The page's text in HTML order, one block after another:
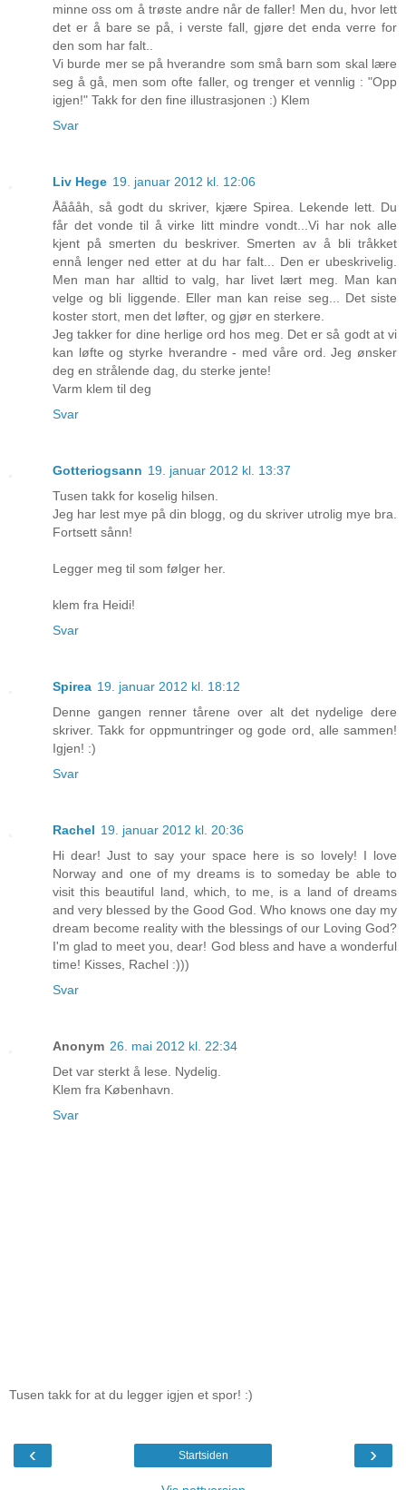
minne oss om å trøste andre når de faller! Men du, hvor lett
det er å bare se på, i verste fall, gjøre det enda verre for
den som har falt..
Vi burde mer se på hverandre som små barn som skal lære
seg å gå, men som ofte faller, og trenger et vennlig : "Opp
igjen!" Takk for den fine illustrasjonen :) Klem
Svar
Liv Hege 19. januar 2012 kl. 12:06
Ååååh, så godt du skriver, kjære Spirea. Lekende lett. Du
får det vonde til å virke litt mindre vondt...Vi har nok alle
kjent på smerten du beskriver. Smerten av å bli tråkket
ennå lenger ned etter at du har falt... Den er ubeskrivelig.
Men man har alltid to valg, har livet lært meg. Man kan
velge og bli liggende. Eller man kan reise seg... Det siste
koster stort, men det løfter, og gjør en sterkere.
Jeg takker for dine herlige ord hos meg. Det er så godt at vi
kan løfte og styrke hverandre - med våre ord. Jeg ønsker
deg en strålende dag, du sterke jente!
Varm klem til deg
Svar
Gotteriogsann 19. januar 2012 kl. 13:37
Tusen takk for koselig hilsen.
Jeg har lest mye på din blogg, og du skriver utrolig mye bra.
Fortsett sånn!
Legger meg til som følger her.
klem fra Heidi!
Svar
Spirea 19. januar 2012 kl. 18:12
Denne gangen renner tårene over alt det nydelige dere
skriver. Takk for oppmuntringer og gode ord, alle sammen!
Igjen! :)
Svar
Rachel 19. januar 2012 kl. 20:36
Hi dear! Just to say your space here is so lovely! I love
Norway and one of my dreams is to someday be able to
visit this beautiful land, which, to me, is a land of dreams
and very blessed by the Good God. Who knows one day my
dream become reality with the blessings of our Loving God?
I'm glad to meet you, dear! God bless and have a wonderful
time! Kisses, Rachel :)))
Svar
Anonym 26. mai 2012 kl. 22:34
Det var sterkt å lese. Nydelig.
Klem fra København.
Svar
Tusen takk for at du legger igjen et spor! :)
‹ ›
Startsiden